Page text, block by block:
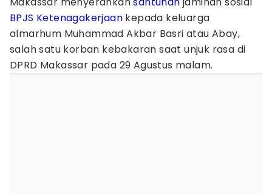
BPJS Ketenagakerjaan kepada keluarga
almarhum Muhammad Akbar Basri atau Abay,
salah satu korban kebakaran saat unjuk rasa di
DPRD Makassar pada 29 Agustus malam.